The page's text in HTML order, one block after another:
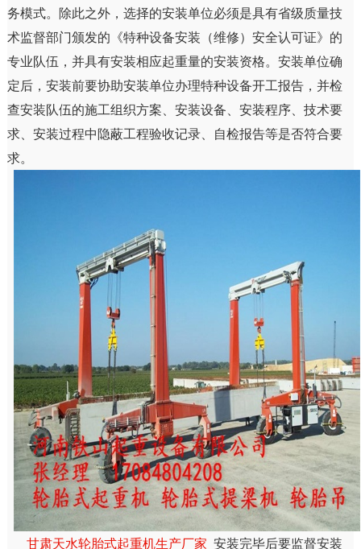
务模式。除此之外，选择的安装单位必须是具有省级质量技
术监督部门颁发的《特种设备安装（维修）安全认可证》的
专业队伍，并具有安装相应起重量的安装资格。安装单位确
定后，安装前要协助安装单位办理特种设备开工报告，并检
查安装队伍的施工组织方案、安装设备、安装程序、技术要
求、安装过程中隐蔽工程验收记录、自检报告等是否符合要
求。
甘肃天水轮胎式起重机生产厂家 安装完毕后要监督安装